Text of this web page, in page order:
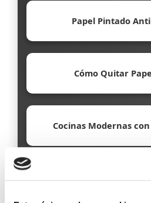
Papel Pintado
Cómo Quitar
Cocinas Modernas
Papel Pintado